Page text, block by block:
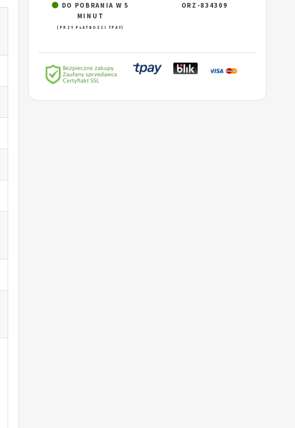
DO POBRANIA W 5
MINUT
(PRZY PŁATNOŚCI TPAY)
ORZ-834309